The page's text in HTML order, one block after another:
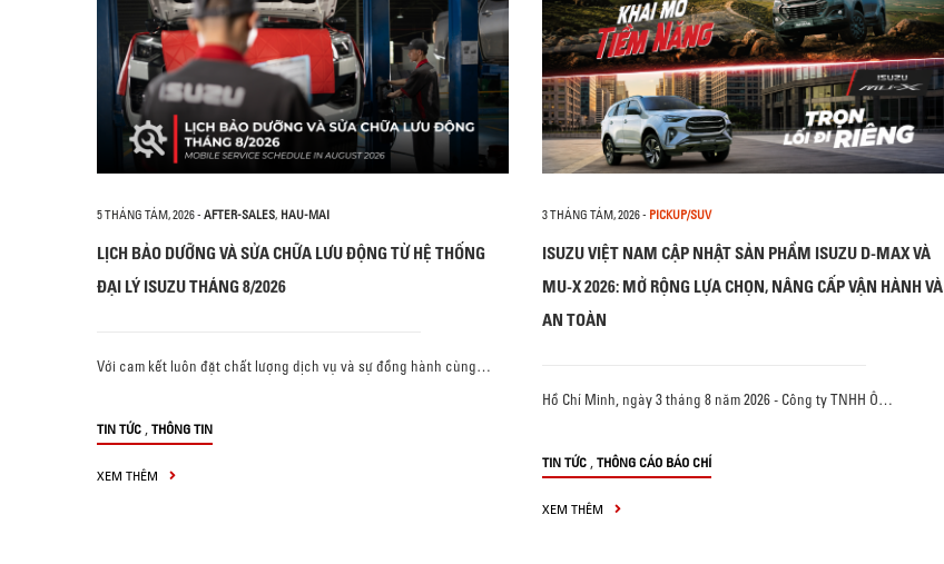
5 THÁNG TÁM, 2026- AFTER-SALES, HAU-MAI
LỊCH BẢO DƯỠNG VÀ SỬA CHỮA LƯU ĐỘNG TỪ HỆ THỐNG
ĐẠI LÝ ISUZU THÁNG 8/2026
Với cam kết luôn đặt chất lượng dịch vụ và sự đồng hành cùng…
TIN TỨC , THÔNG TIN
XEM THÊM
3 THÁNG TÁM, 2026- PICKUP/SUV
ISUZU VIỆT NAM CẬP NHẬT SẢN PHẨM ISUZU D-MAX VÀ
MU-X 2026: MỞ RỘNG LỰA CHỌN, NÂNG CẤP VẬN HÀNH VÀ
AN TOÀN
Hồ Chí Minh, ngày 3 tháng 8 năm 2026 - Công ty TNHH Ô…
TIN TỨC , THÔNG CÁO BÁO CHÍ
XEM THÊM